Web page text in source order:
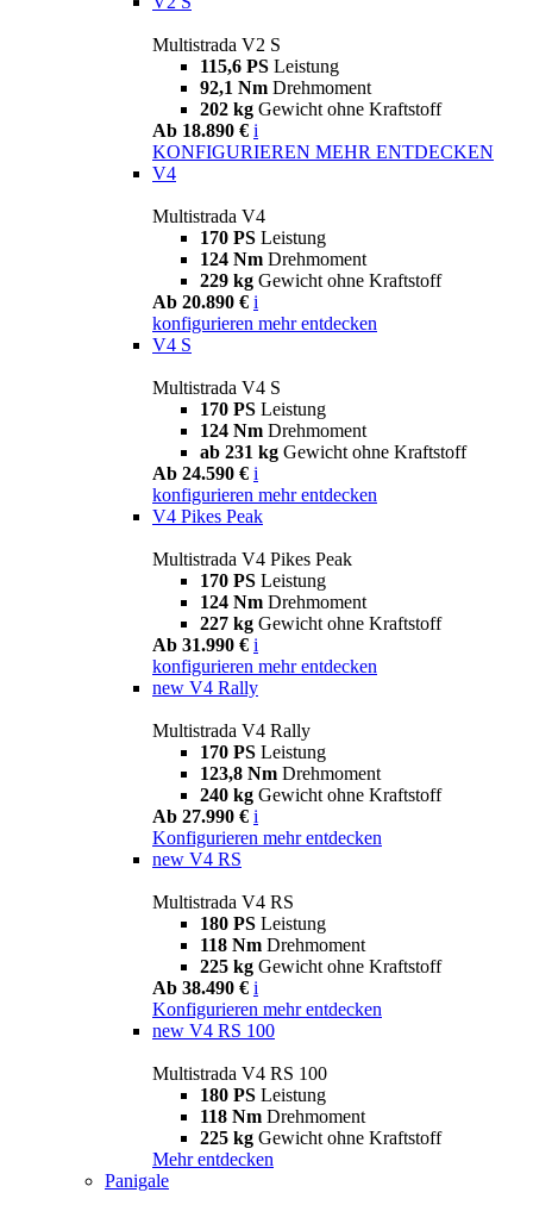
Multistrada V2 S
115,6 PS Leistung
92,1 Nm Drehmoment
202 kg Gewicht ohne Kraftstoff
Ab 18.890 € i
KONFIGURIEREN MEHR ENTDECKEN
V4
Multistrada V4
170 PS Leistung
124 Nm Drehmoment
229 kg Gewicht ohne Kraftstoff
Ab 20.890 € i
konfigurieren mehr entdecken
V4 S
Multistrada V4 S
170 PS Leistung
124 Nm Drehmoment
ab 231 kg Gewicht ohne Kraftstoff
Ab 24.590 € i
konfigurieren mehr entdecken
V4 Pikes Peak
Multistrada V4 Pikes Peak
170 PS Leistung
124 Nm Drehmoment
227 kg Gewicht ohne Kraftstoff
Ab 31.990 € i
konfigurieren mehr entdecken
new V4 Rally
Multistrada V4 Rally
170 PS Leistung
123,8 Nm Drehmoment
240 kg Gewicht ohne Kraftstoff
Ab 27.990 € i
Konfigurieren mehr entdecken
new V4 RS
Multistrada V4 RS
180 PS Leistung
118 Nm Drehmoment
225 kg Gewicht ohne Kraftstoff
Ab 38.490 € i
Konfigurieren mehr entdecken
new V4 RS 100
Multistrada V4 RS 100
180 PS Leistung
118 Nm Drehmoment
225 kg Gewicht ohne Kraftstoff
Mehr entdecken
Panigale